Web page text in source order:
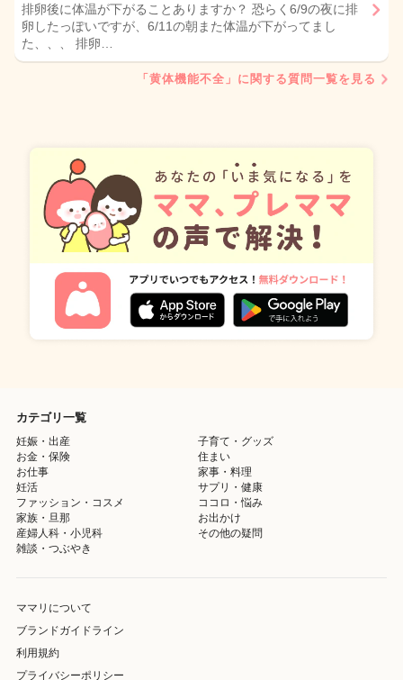
排卵後に体温が下がることありますか？ 恐らく6/9の夜に排
卵したっぽいですが、6/11の朝また体温が下がってまし
た、、、 排卵…
「黄体機能不全」に関する質問一覧を見る
カテゴリ一覧
妊娠・出産
子育て・グッズ
お金・保険
住まい
お仕事
家事・料理
妊活
サプリ・健康
ファッション・コスメ
ココロ・悩み
家族・旦那
お出かけ
産婦人科・小児科
その他の疑問
雑談・つぶやき
ママリについて
ブランドガイドライン
利用規約
プライバシーポリシー